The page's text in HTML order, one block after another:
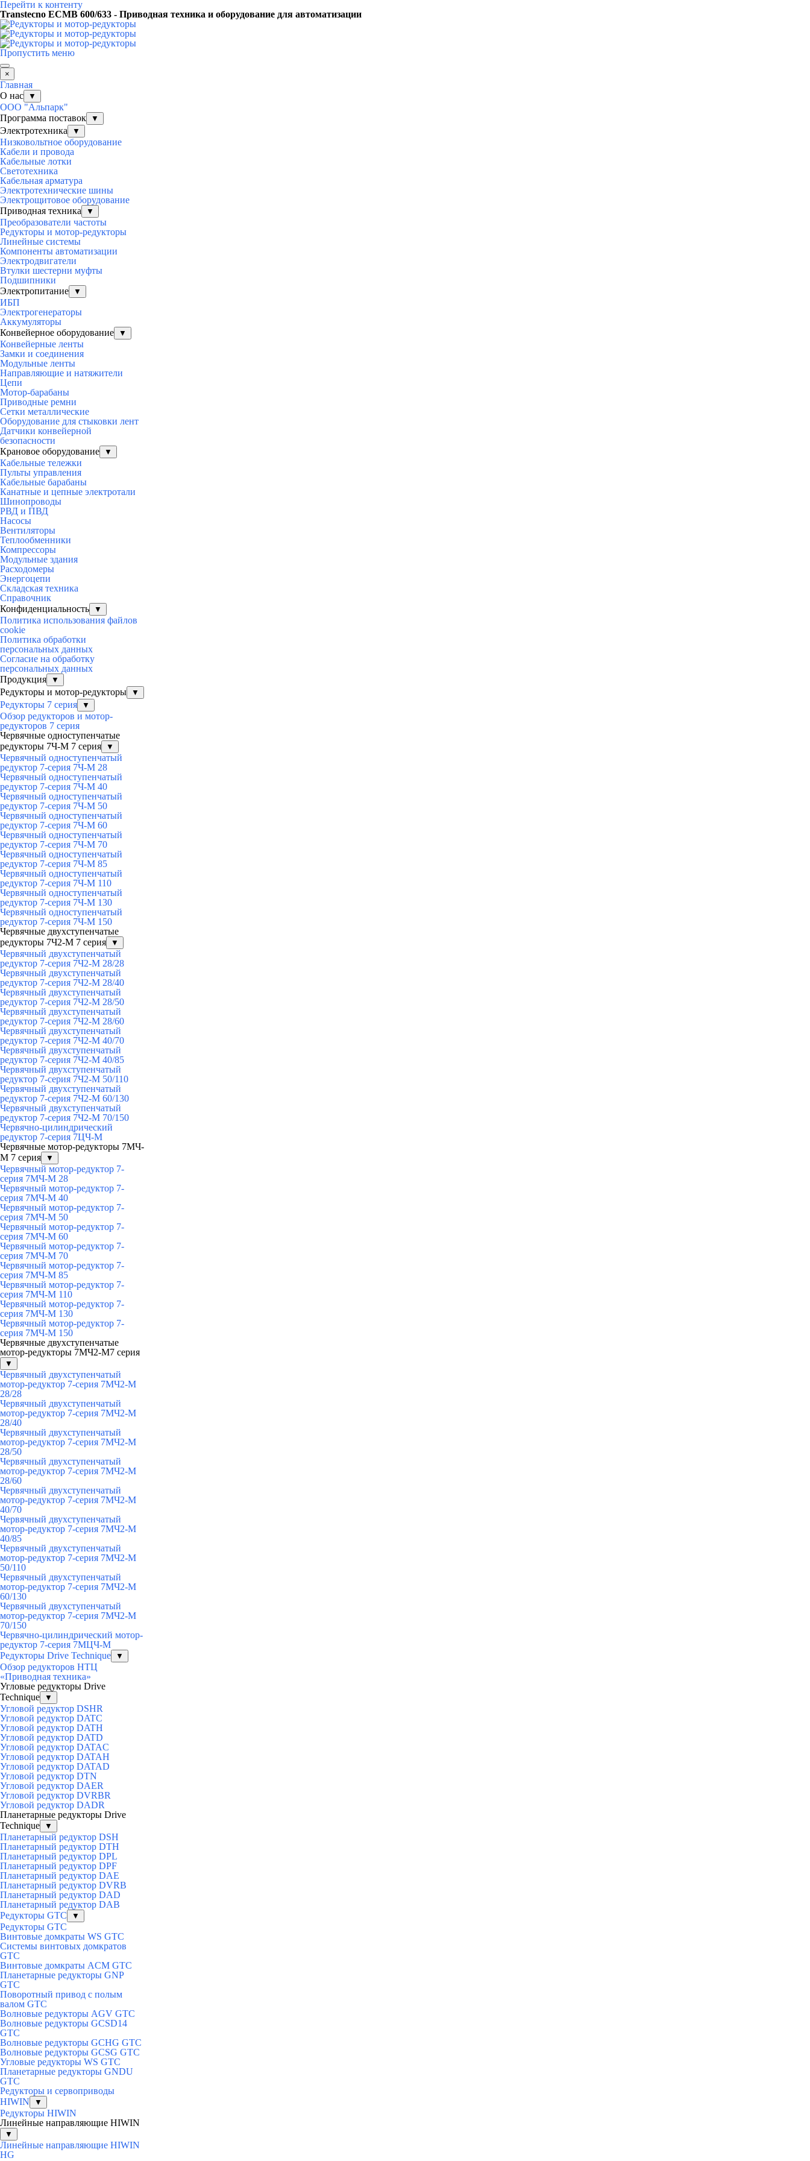
Перейти к контенту
Transtecno ECMB 600/633 - Приводная техника и оборудование для автоматизации
Пропустить меню
×
Главная
О нас
▼
ООО "Альпарк"
Программа поставок
▼
Электротехника ▼
Низковольтное оборудование
Кабели и провода
Кабельные лотки
Светотехника
Кабельная арматура
Электротехнические шины
Электрощитовое оборудование
Приводная техника
▼
Преобразователи частоты
Редукторы и мотор-редукторы
Линейные системы
Компоненты автоматизации
Электродвигатели
Втулки шестерни муфты
Подшипники
Электропитание
▼
ИБП
Электрогенераторы
Аккумуляторы
Конвейерное оборудование
▼
Конвейерные ленты
Замки и соединения
Модульные ленты
Направляющие и натяжители
Цепи
Мотор-барабаны
Приводные ремни
Сетки металлические
Оборудование для стыковки лент
Датчики конвейерной
безопасности
Крановое оборудование
▼
Кабельные тележки
Пульты управления
Кабельные барабаны
Канатные и цепные электротали
Шинопроводы
РВД и ПВД
Насосы
Вентиляторы
Теплообменники
Компрессоры
Модульные здания
Расходомеры
Энергоцепи
Складская техника
Справочник
Конфиденциальность
▼
Политика использования файлов
cookie
Политика обработки
персональных данных
Согласие на обработку
персональных данных
Продукция
▼
Редукторы и мотор-редукторы ▼
Редукторы 7 серия ▼
Обзор редукторов и мотор-
редукторов 7 серия
Червячные одноступенчатые
редукторы 7Ч-М 7 серия
▼
Червячный одноступенчатый
редуктор 7-серия 7Ч-М 28
Червячный одноступенчатый
редуктор 7-серия 7Ч-М 40
Червячный одноступенчатый
редуктор 7-серия 7Ч-М 50
Червячный одноступенчатый
редуктор 7-серия 7Ч-М 60
Червячный одноступенчатый
редуктор 7-серия 7Ч-М 70
Червячный одноступенчатый
редуктор 7-серия 7Ч-М 85
Червячный одноступенчатый
редуктор 7-серия 7Ч-М 110
Червячный одноступенчатый
редуктор 7-серия 7Ч-М 130
Червячный одноступенчатый
редуктор 7-серия 7Ч-М 150
Червячные двухступенчатые
редукторы 7Ч2-М 7 серия
▼
Червячный двухступенчатый
редуктор 7-серия 7Ч2-М 28/28
Червячный двухступенчатый
редуктор 7-серия 7Ч2-М 28/40
Червячный двухступенчатый
редуктор 7-серия 7Ч2-М 28/50
Червячный двухступенчатый
редуктор 7-серия 7Ч2-М 28/60
Червячный двухступенчатый
редуктор 7-серия 7Ч2-М 40/70
Червячный двухступенчатый
редуктор 7-серия 7Ч2-М 40/85
Червячный двухступенчатый
редуктор 7-серия 7Ч2-М 50/110
Червячный двухступенчатый
редуктор 7-серия 7Ч2-М 60/130
Червячный двухступенчатый
редуктор 7-серия 7Ч2-М 70/150
Червячно-цилиндрический
редуктор 7-серия 7ЦЧ-М
Червячные мотор-редукторы 7МЧ-
М 7 серия
▼
Червячный мотор-редуктор 7-
серия 7МЧ-М 28
Червячный мотор-редуктор 7-
серия 7МЧ-М 40
Червячный мотор-редуктор 7-
серия 7МЧ-М 50
Червячный мотор-редуктор 7-
серия 7МЧ-М 60
Червячный мотор-редуктор 7-
серия 7МЧ-М 70
Червячный мотор-редуктор 7-
серия 7МЧ-М 85
Червячный мотор-редуктор 7-
серия 7МЧ-М 110
Червячный мотор-редуктор 7-
серия 7МЧ-М 130
Червячный мотор-редуктор 7-
серия 7МЧ-М 150
Червячные двухступенчатые
мотор-редукторы 7МЧ2-М7 серия
▼
Червячный двухступенчатый
мотор-редуктор 7-серия 7МЧ2-М
28/28
Червячный двухступенчатый
мотор-редуктор 7-серия 7МЧ2-М
28/40
Червячный двухступенчатый
мотор-редуктор 7-серия 7МЧ2-М
28/50
Червячный двухступенчатый
мотор-редуктор 7-серия 7МЧ2-М
28/60
Червячный двухступенчатый
мотор-редуктор 7-серия 7МЧ2-М
40/70
Червячный двухступенчатый
мотор-редуктор 7-серия 7МЧ2-М
40/85
Червячный двухступенчатый
мотор-редуктор 7-серия 7МЧ2-М
50/110
Червячный двухступенчатый
мотор-редуктор 7-серия 7МЧ2-М
60/130
Червячный двухступенчатый
мотор-редуктор 7-серия 7МЧ2-М
70/150
Червячно-цилиндрический мотор-
редуктор 7-серия 7МЦЧ-М
Редукторы Drive Technique
▼
Обзор редукторов НТЦ
«Приводная техника»
Угловые редукторы Drive
Technique
▼
Угловой редуктор DSHR
Угловой редуктор DATC
Угловой редуктор DATH
Угловой редуктор DATD
Угловой редуктор DATAC
Угловой редуктор DATAH
Угловой редуктор DATAD
Угловой редуктор DTN
Угловой редуктор DAER
Угловой редуктор DVRBR
Угловой редуктор DADR
Планетарные редукторы Drive
Technique
▼
Планетарный редуктор DSH
Планетарный редуктор DTH
Планетарный редуктор DPL
Планетарный редуктор DPF
Планетарный редуктор DAE
Планетарный редуктор DVRB
Планетарный редуктор DAD
Планетарный редуктор DAB
Редукторы GTC
▼
Редукторы GTC
Винтовые домкраты WS GTC
Системы винтовых домкратов
GTC
Винтовые домкраты ACM GTC
Планетарные редукторы GNP
GTC
Поворотный привод с полым
валом GTC
Волновые редукторы AGV GTC
Волновые редукторы GCSD14
GTC
Волновые редукторы GCHG GTC
Волновые редукторы GCSG GTC
Угловые редукторы WS GTC
Планетарные редукторы GNDU
GTC
Редукторы и сервоприводы
HIWIN
▼
Редукторы HIWIN
Линейные направляющие HIWIN
▼
Линейные направляющие HIWIN
HG